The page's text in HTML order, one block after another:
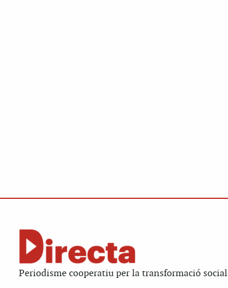
Periodisme cooperatiu per la transformació social